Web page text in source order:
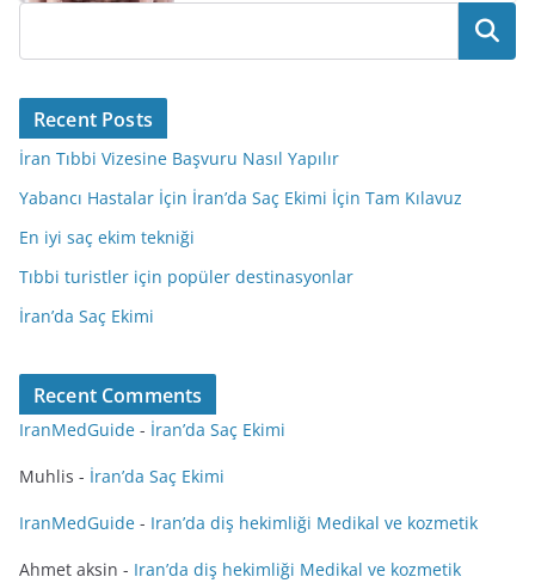
Ara
Recent Posts
İran Tıbbi Vizesine Başvuru Nasıl Yapılır
Yabancı Hastalar İçin İran’da Saç Ekimi İçin Tam Kılavuz
En iyi saç ekim tekniği
Tıbbi turistler için popüler destinasyonlar
İran’da Saç Ekimi
Recent Comments
IranMedGuide - İran’da Saç Ekimi
Muhlis - İran’da Saç Ekimi
IranMedGuide - Iran’da diş hekimliği Medikal ve kozmetik
Ahmet aksin - Iran’da diş hekimliği Medikal ve kozmetik